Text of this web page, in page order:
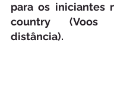
para os iniciantes
country
distância).